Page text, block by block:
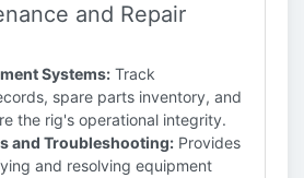
and Repair
Systems: Track
spare parts inventory, and
the rig's operational integrity.
and Troubleshooting: Provides
and resolving equipment